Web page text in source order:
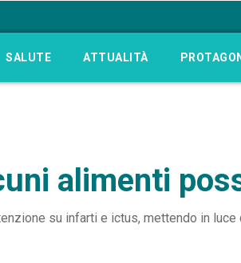
SALUTE ATTUALITÀ
alimenti
su infarti e ictus, mettendo in